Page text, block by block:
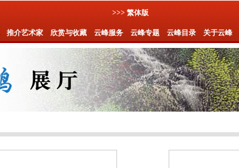
>>> 繁体版
推介艺术家 欣赏与收藏 云峰服务 云峰专题 云峰目录 关于云峰